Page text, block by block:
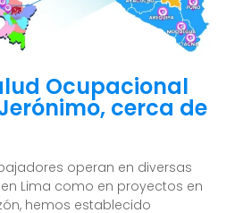
Ocupacional
cerca de
operan en diversas
Lima como en proyectos en
hemos establecido